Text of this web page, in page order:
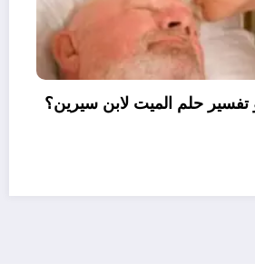
حلم الميت لابن سيرين؟